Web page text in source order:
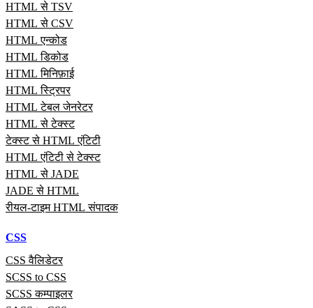
HTML से TSV
HTML से CSV
HTML एन्कोड
HTML डिकोड
HTML मिनिफ़ाई
HTML स्ट्रिपर
HTML टेबल जेनरेटर
HTML से टेक्स्ट
टेक्स्ट से HTML एंटिटी
HTML एंटिटी से टेक्स्ट
HTML से JADE
JADE से HTML
रीयल‑टाइम HTML संपादक
CSS
CSS वैलिडेटर
SCSS to CSS
SCSS कम्पाइलर